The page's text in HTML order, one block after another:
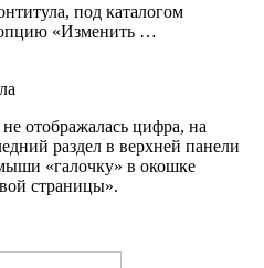
под каталогом
«Изменить …
отображалась цифра, на
раздел в верхней панели
«галочку» в окошке
страницы».